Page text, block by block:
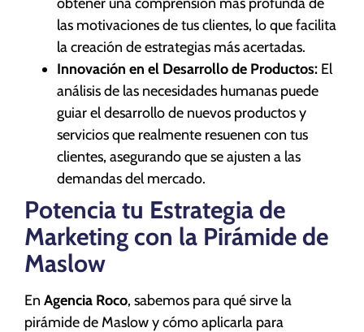
las motivaciones de tus clientes, lo que facilita
la creación de estrategias más acertadas.
Innovación en el Desarrollo de Productos: El
análisis de las necesidades humanas puede
guiar el desarrollo de nuevos productos y
servicios que realmente resuenen con tus
clientes, asegurando que se ajusten a las
demandas del mercado.
Potencia tu Estrategia de
Marketing con la Pirámide de
Maslow
En Agencia Roco, sabemos para qué sirve la
pirámide de Maslow y cómo aplicarla para